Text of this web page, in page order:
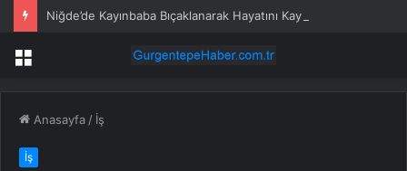
Niğde’de Kayınbaba Bıçaklanarak Hayatını Kaybetti
Menü
Anasayfa / İş
İş